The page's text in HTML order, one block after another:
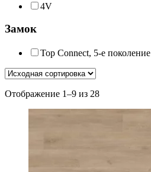
4V
Замок
Top Connect, 5-е поколение
Отображение 1–9 из 28